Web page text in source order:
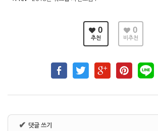
0
추천
0
비추천
✔ 댓글 쓰기